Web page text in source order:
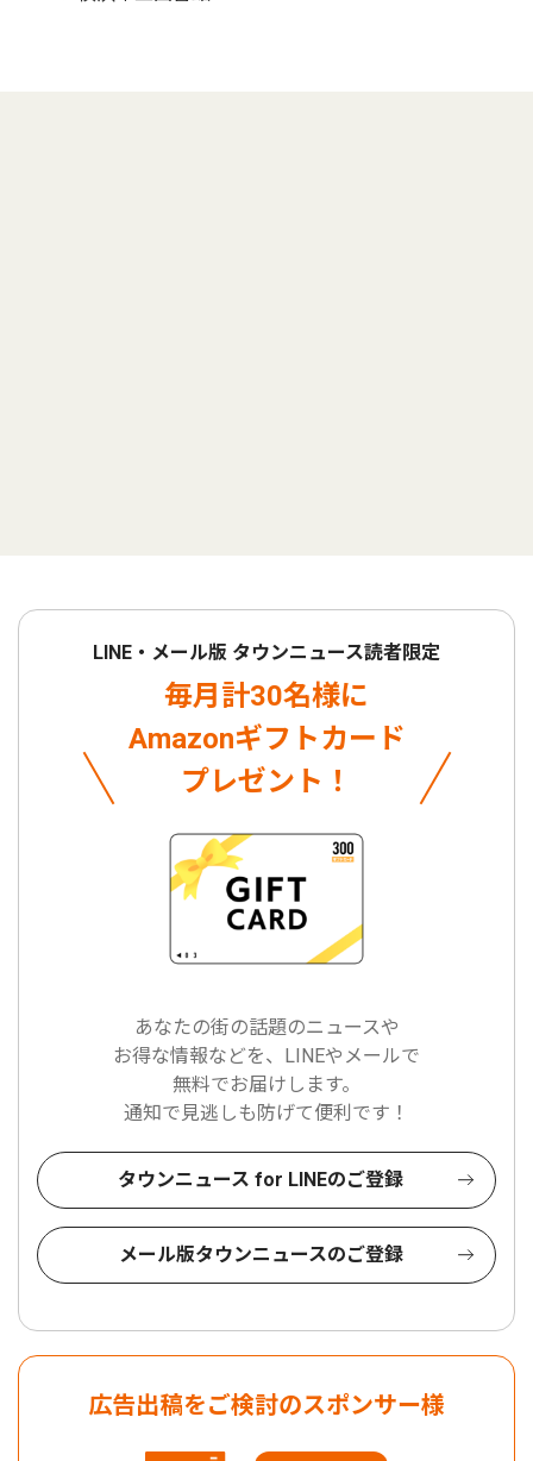
LINE・メール版 タウンニュース読者限定
毎月計30名様に
Amazonギフトカード
プレゼント！
あなたの街の話題のニュースや
お得な情報などを、LINEやメールで
無料でお届けします。
通知で見逃しも防げて便利です！
タウンニュース for LINEのご登録
メール版タウンニュースのご登録
広告出稿をご検討のスポンサー様